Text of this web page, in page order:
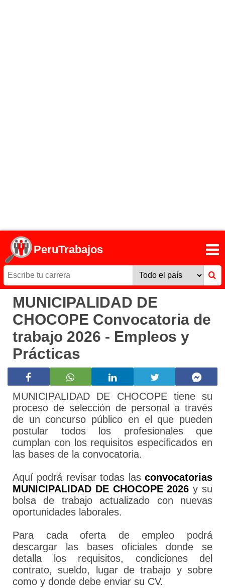
PeruTrabajos
MUNICIPALIDAD DE
CHOCOPE Convocatoria de
trabajo 2026 - Empleos y
Prácticas
MUNICIPALIDAD DE CHOCOPE tiene su
proceso de selección de personal a través
de un concurso público en el que pueden
postular todos los profesionales que
cumplan con los requisitos especificados en
las bases de la convocatoria.
Aquí podrá revisar todas las convocatorias
MUNICIPALIDAD DE CHOCOPE 2026 y su
bolsa de trabajo actualizado con nuevas
oportunidades laborales.
Para cada oferta de empleo podrá
descargar las bases oficiales donde se
detalla los requisitos, condiciones del
contrato, sueldo, lugar de trabajo y sobre
como y donde debe enviar su CV.